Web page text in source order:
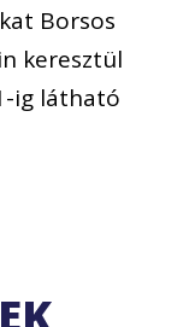
Borsos
keresztül
ig látható